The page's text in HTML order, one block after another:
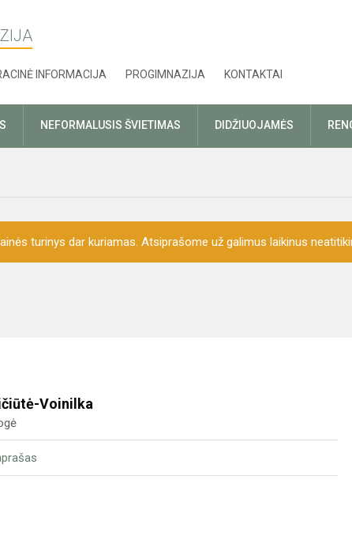
INFORMACIJA PROGIMNAZIJA KONTAKTAI
NEFORMALUSIS ŠVIETIMAS DIDŽIUOJAMĖS
turinys dar kuriamas. Atsiprašome už galimus laikinus
Voinilka